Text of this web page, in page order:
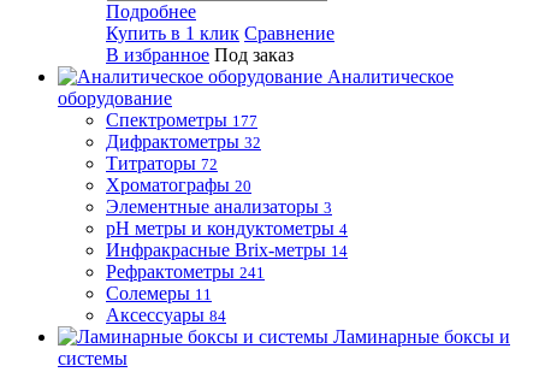
Подробнее
Купить в 1 клик Сравнение
В избранное Под заказ
Аналитическое
оборудование
Спектрометры 177
Дифрактометры 32
Титраторы 72
Хроматографы 20
Элементные анализаторы 3
pH метры и кондуктометры 4
Инфракрасные Brix-метры 14
Рефрактометры 241
Солемеры 11
Аксессуары 84
Ламинарные боксы и
системы